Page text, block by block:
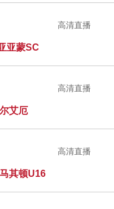
亚蒙SC
高清直播
艾厄
高清直播
其顿U16
高清直播